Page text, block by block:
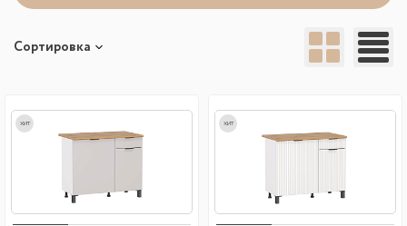
Сортировка
хит хит